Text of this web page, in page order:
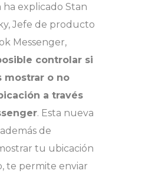
explicado Stan
Jefe de producto
Messenger,
controlar si
mostrar o no
a través
. Esta nueva
de
tu ubicación
te permite enviar